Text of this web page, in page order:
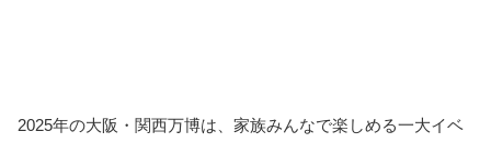
2025年の大阪・関西万博は、家族みんなで楽しめる一大イベ